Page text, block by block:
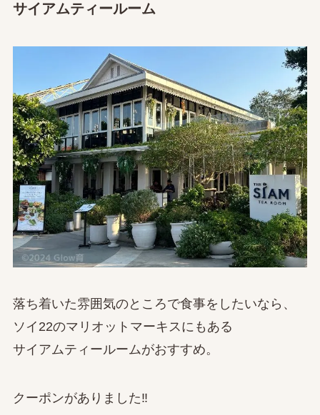
サイアムティールーム
落ち着いた雰囲気のところで食事をしたいなら、
ソイ22のマリオットマーキスにもある
サイアムティールームがおすすめ。
クーポンがありました‼